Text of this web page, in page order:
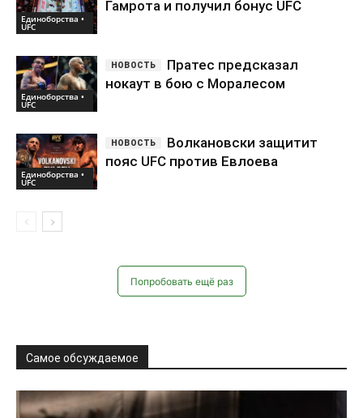
Единоборства •
UFC
пояс UFC против Евлоева